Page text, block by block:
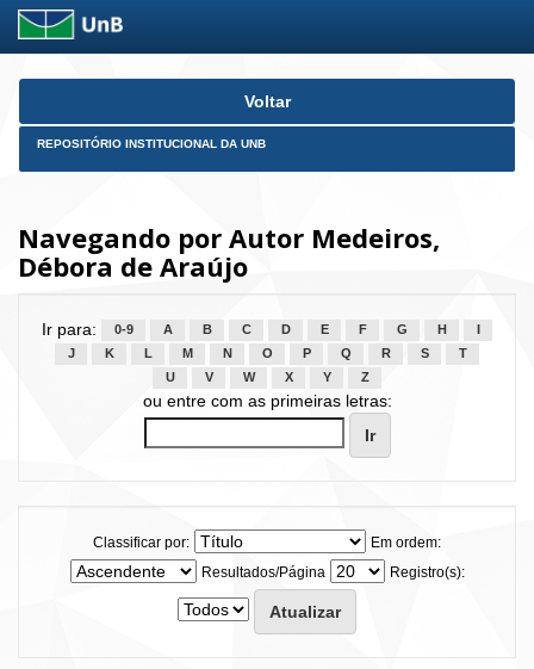
Skip
Voltar
REPOSITÓRIO INSTITUCIONAL DA UNB
Navegando por Autor Medeiros,
Débora de Araújo
Ir para: 0-9 A B C D E F G H
J
K L M N O P Q R S
T
U
V W X Y Z
ou entre com as primeiras letras:
Classificar por:
Em ordem:
Resultados/Página
Registro(s):